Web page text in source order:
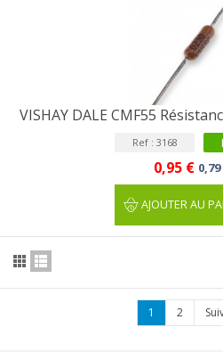
VISHAY DALE CMF55
Ref : 3168
0,95 €
AJOUTER AU
1 2